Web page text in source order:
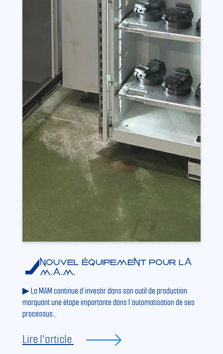
Nouvel équipement pour la
M.A.M.
▶ La MAM continue d’investir dans son outil de production
marquant une étape importante dans l’automatisation de ses
processus…
Lire l'article